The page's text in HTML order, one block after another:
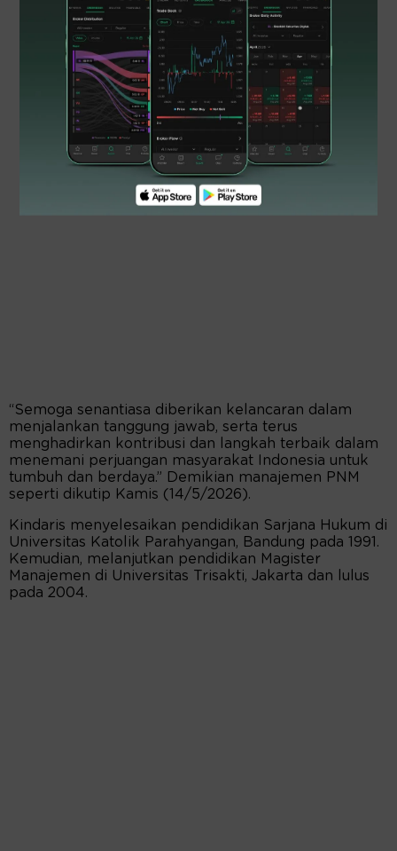
“Semoga senantiasa diberikan kelancaran dalam
menjalankan tanggung jawab, serta terus
menghadirkan kontribusi dan langkah terbaik dalam
menemani perjuangan masyarakat Indonesia untuk
tumbuh dan berdaya.” Demikian manajemen PNM
seperti dikutip Kamis (14/5/2026).
Kindaris menyelesaikan pendidikan Sarjana Hukum di
Universitas Katolik Parahyangan, Bandung pada 1991.
Kemudian, melanjutkan pendidikan Magister
Manajemen di Universitas Trisakti, Jakarta dan lulus
pada 2004.